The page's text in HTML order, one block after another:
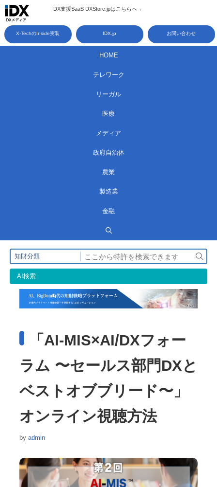
コ
ン
テ
DX支援SaaS DXStore.jpはこちらへ→​
X-TechのInside実装 IDX.jp お問い合わせ
HOME
テレワーク
リーガル
医療
メディア
政府自治体
農業
製造業
金融
知財分類
検
索
AI検索
「AI-MIS×AI/DXフォー
ラム 〜セールス部門DXと
ベストオブブリード〜」
オンライン視聴方法
by admin